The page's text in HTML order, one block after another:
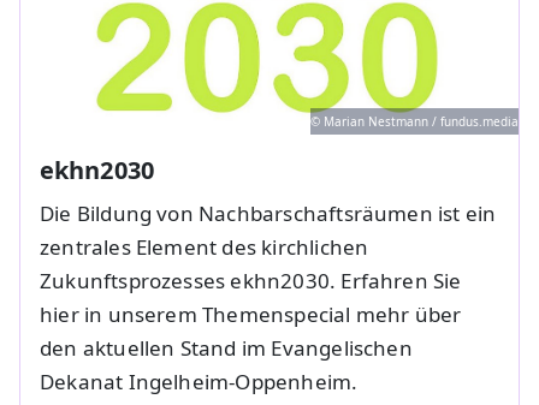
© Marian Nestmann / fundus.media
ekhn2030
Die Bildung von Nachbarschaftsräumen ist ein
zentrales Element des kirchlichen
Zukunftsprozesses ekhn2030. Erfahren Sie
hier in unserem Themenspecial mehr über
den aktuellen Stand im Evangelischen
Dekanat Ingelheim-Oppenheim.